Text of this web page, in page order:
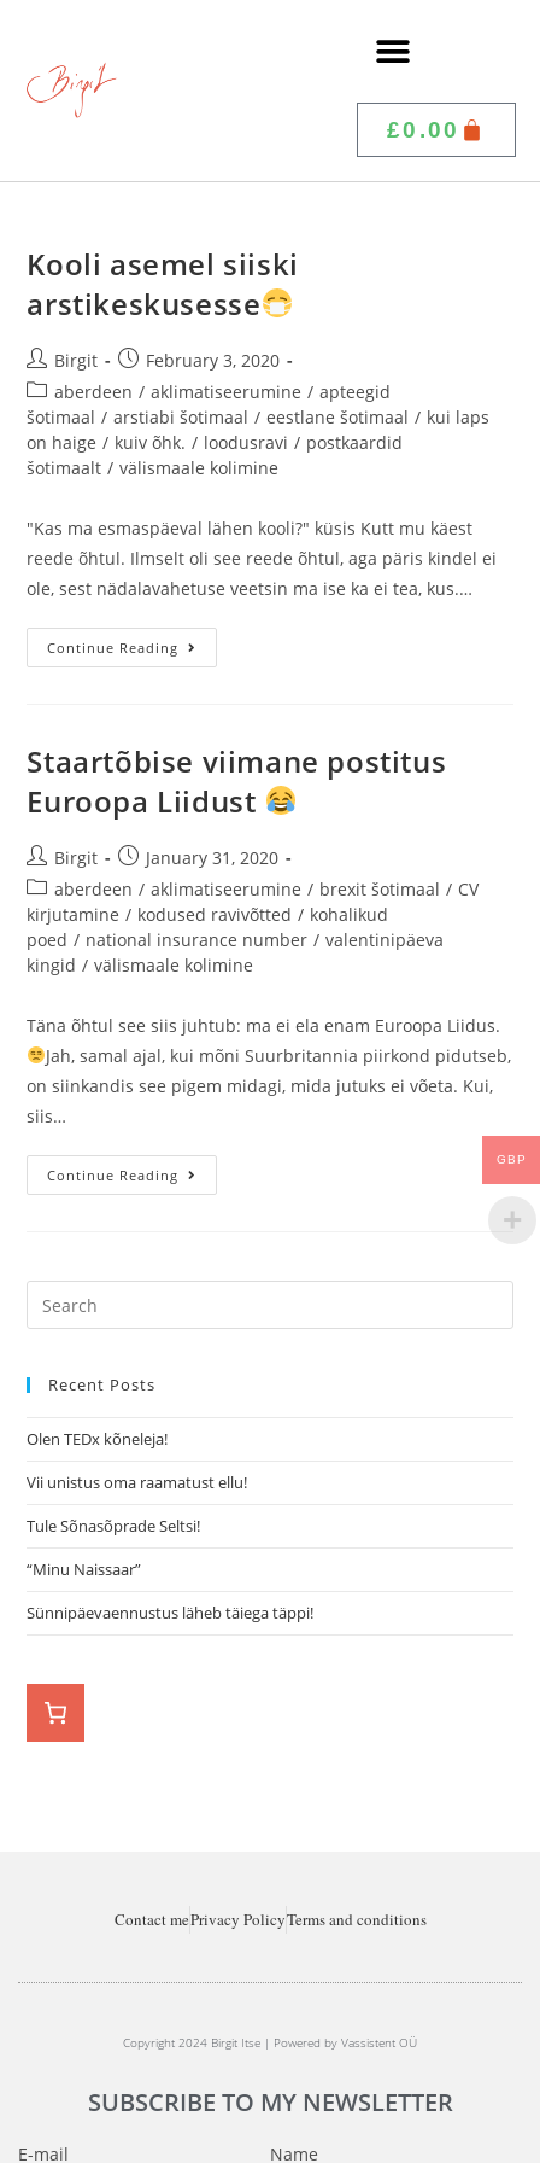
£0.00
Kooli asemel siiski
arstikeskusesse
Birgit
February 3, 2020
aberdeen / aklimatiseerumine / apteegid
šotimaal / arstiabi šotimaal / eestlane šotimaal / kui laps
on haige / kuiv õhk. / loodusravi / postkaardid
šotimaalt / välismaale kolimine
"Kas ma esmaspäeval lähen kooli?" küsis Kutt mu käest
reede õhtul. Ilmselt oli see reede õhtul, aga päris kindel ei
ole, sest nädalavahetuse veetsin ma ise ka ei tea, kus.…
Continue Reading
Staartõbise viimane postitus
Euroopa Liidust
Birgit
January 31, 2020
aberdeen / aklimatiseerumine / brexit šotimaal / CV
kirjutamine / kodused ravivõtted / kohalikud
poed / national insurance number / valentinipäeva
kingid / välismaale kolimine
Täna õhtul see siis juhtub: ma ei ela enam Euroopa Liidus.
Jah, samal ajal, kui mõni Suurbritannia piirkond pidutseb,
on siinkandis see pigem midagi, mida jutuks ei võeta. Kui,
siis…
Continue Reading
Recent Posts
Olen TEDx kõneleja!
Vii unistus oma raamatust ellu!
Tule Sõnasõprade Seltsi!
“Minu Naissaar”
Sünnipäevaennustus läheb täiega täppi!
Contact mePrivacy PolicyTerms and conditions
Copyright 2024 Birgit Itse | Powered by Vassistent OÜ
SUBSCRIBE TO MY NEWSLETTER
E-mail Name
GBP